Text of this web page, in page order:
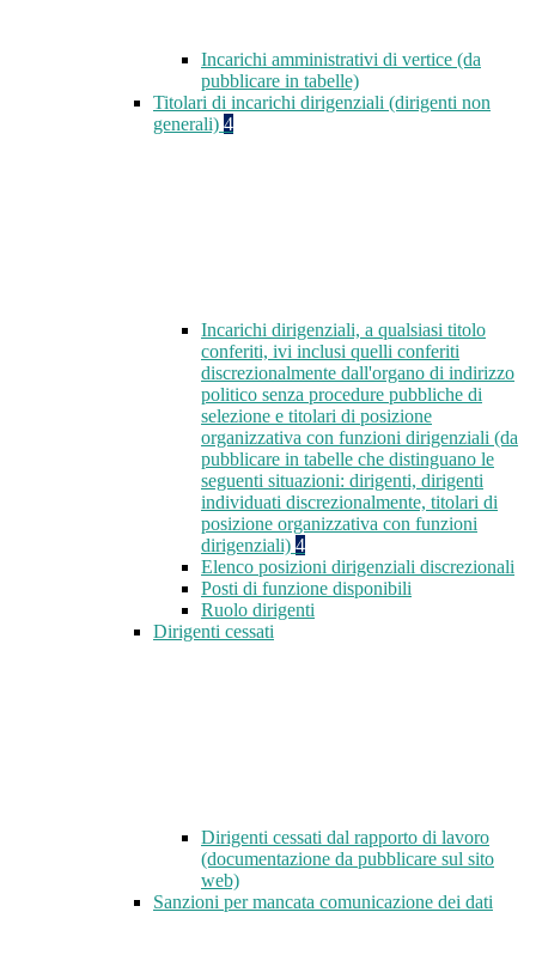
Incarichi amministrativi di vertice (da
pubblicare in tabelle)
Titolari di incarichi dirigenziali (dirigenti non
generali) 4
Incarichi dirigenziali, a qualsiasi titolo
conferiti, ivi inclusi quelli conferiti
discrezionalmente dall'organo di indirizzo
politico senza procedure pubbliche di
selezione e titolari di posizione
organizzativa con funzioni dirigenziali (da
pubblicare in tabelle che distinguano le
seguenti situazioni: dirigenti, dirigenti
individuati discrezionalmente, titolari di
posizione organizzativa con funzioni
dirigenziali) 4
Elenco posizioni dirigenziali discrezionali
Posti di funzione disponibili
Ruolo dirigenti
Dirigenti cessati
Dirigenti cessati dal rapporto di lavoro
(documentazione da pubblicare sul sito
web)
Sanzioni per mancata comunicazione dei dati